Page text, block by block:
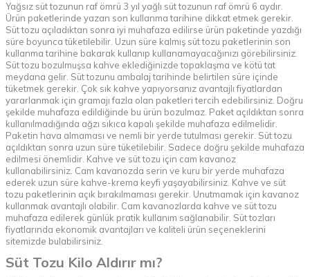
Yağsız süt tozunun raf ömrü 3 yıl yağlı süt tozunun raf ömrü 6 aydır.
Ürün paketlerinde yazan son kullanma tarihine dikkat etmek gerekir.
Süt tozu açıladıktan sonra iyi muhafaza edilirse ürün paketinde yazdığı
süre boyunca tüketilebilir. Uzun süre kalmış süt tozu paketlerinin son
kullanma tarihine bakarak kullanıp kullanamayacağınızı görebilirsiniz.
Süt tozu bozulmuşsa kahve eklediğinizde topaklaşma ve kötü tat
meydana gelir. Süt tozunu ambalaj tarihinde belirtilen süre içinde
tüketmek gerekir. Çok sık kahve yapıyorsanız avantajlı fiyatlardan
yararlanmak için gramajı fazla olan paketleri tercih edebilirsiniz. Doğru
şekilde muhafaza edildiğinde bu ürün bozulmaz. Paket açıldıktan sonra
kullanılmadığında ağzı sıkıca kapalı şekilde muhafaza edilmelidir.
Paketin hava almaması ve nemli bir yerde tutulması gerekir. Süt tozu
açıldıktan sonra uzun süre tüketilebilir. Sadece doğru şekilde muhafaza
edilmesi önemlidir. Kahve ve süt tozu için cam kavanoz
kullanabilirsiniz. Cam kavanozda serin ve kuru bir yerde muhafaza
ederek uzun süre kahve-krema keyfi yaşayabilirsiniz. Kahve ve süt
tozu paketlerinin açık bırakılmaması gerekir. Unutmamak için kavanoz
kullanmak avantajlı olabilir. Cam kavanozlarda kahve ve süt tozu
muhafaza edilerek günlük pratik kullanım sağlanabilir. Süt tozları
fiyatlarında ekonomik avantajları ve kaliteli ürün seçeneklerini
sitemizde bulabilirsiniz.
Süt Tozu Kilo Aldırır mı?